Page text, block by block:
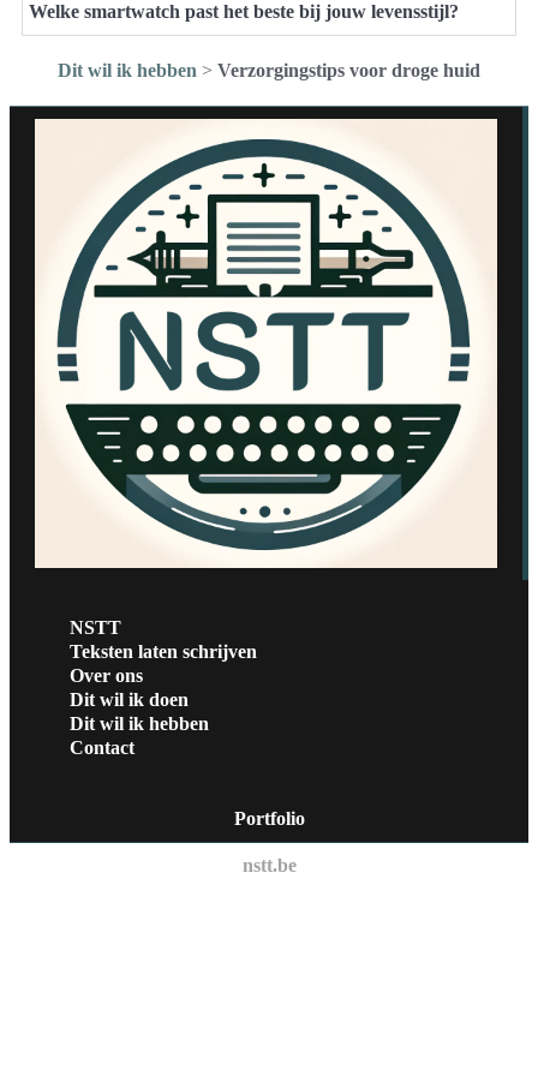
Welke smartwatch past het beste bij jouw levensstijl?
Dit wil ik hebben > Verzorgingstips voor droge huid
NSTT
Teksten laten schrijven
Over ons
Dit wil ik doen
Dit wil ik hebben
Contact
Portfolio
nstt.be